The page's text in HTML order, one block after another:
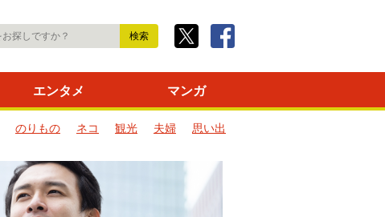
エンタメ マンガ
のりもの ネコ 観光 夫婦
思い出